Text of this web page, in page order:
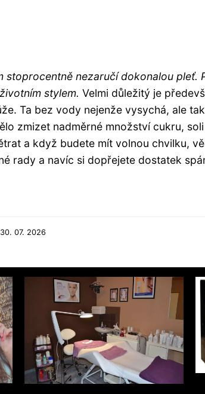
stoprocentně nezaručí dokonalou pleť.
stylem. Velmi důležitý je
Ta bez vody nejenže vysychá, ale
zmizet nadměrné množství cukru,
a když budete mít volnou chvilku,
rady a navíc si dopřejete dostatek
07. 2026